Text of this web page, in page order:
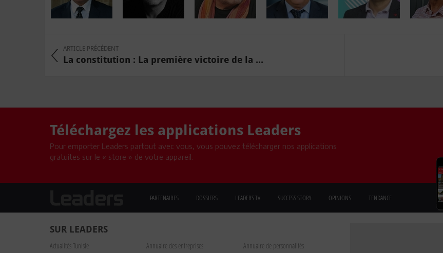
ARTICLE PRÉCÉDENT
La constitution : La première victoire de la ...
Téléchargez les applications Leaders
Pour emporter Leaders partout avec vous, vous pouvez télécharger nos applications
gratuites sur le « store » de votre appareil.
PARTENAIRES DOSSIERS LEADERS TV SUCCESS STORY OPINIONS TENDANCE
SUR LEADERS
Actualités Tunisie Annuaire des entreprises Annuaire de personnalités